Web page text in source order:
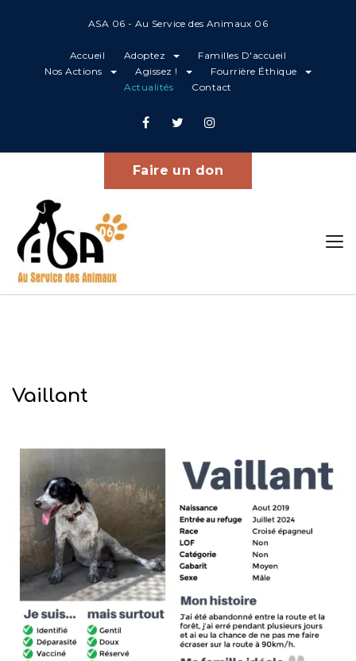
ASA 06 - Au Service des Animaux 06
Accueil Adoptez
Familles D'accueil
Nos Actions
Agissez !
Fourrière Éthique
Actualités
Contact
Faire un don
Home Vaillant
Vaillant